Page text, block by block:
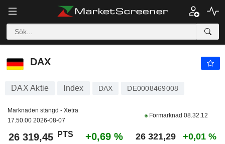
DAX
DAX
DAX Aktie Index DAX DE0008469008
Marknaden stängd - Xetra
17.50.00 2026-08-07
Förmarknad 08.32.12
26 319,45 PTS +0,69 % 26 321,29 +0,01 %